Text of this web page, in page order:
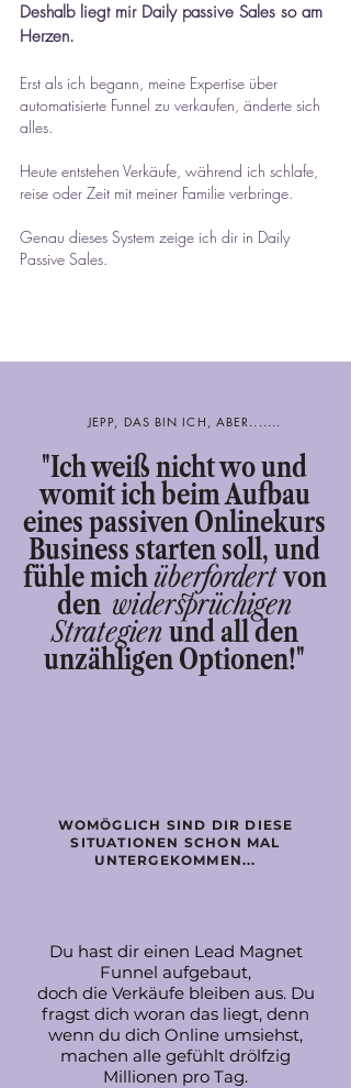
Deshalb liegt mir Daily passive Sales so am
Herzen.
Erst als ich begann, meine Expertise über
automatisierte Funnel zu verkaufen, änderte sich
alles.
Heute entstehen Verkäufe, während ich schlafe,
reise oder Zeit mit meiner Familie verbringe.
Genau dieses System zeige ich dir in Daily
Passive Sales.
JEPP, DAS BIN ICH, ABER.......
"Ich weiß nicht wo und
womit ich beim Aufbau
eines passiven Onlinekurs
Business starten soll, und
fühle michüberfordertvon
den widersprüchigen
Strategienund all den
unzähligen Optionen!"
WOMÖGLICH SIND DIR DIESE
SITUATIONEN SCHON MAL
UNTERGEKOMMEN...
Du hast dir einen Lead Magnet
Funnel aufgebaut,
doch die Verkäufe bleiben aus. Du
fragst dich woran das liegt, denn
wenn du dich Online umsiehst,
machen alle gefühlt drölfzig
Millionen pro Tag.